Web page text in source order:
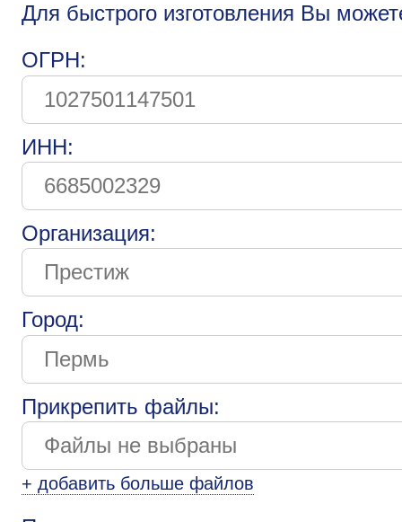
Для быстрого изготовления Вы
ОГРН:
ИНН:
Организация:
Город:
Прикрепить файлы:
+ добавить больше файлов